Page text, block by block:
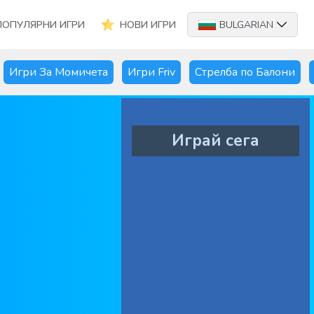
ИГРИ НОВИ ИГРИ BULGARIAN
Игри За Момичета Игри Friv Стрелба по Балони
Играй сега